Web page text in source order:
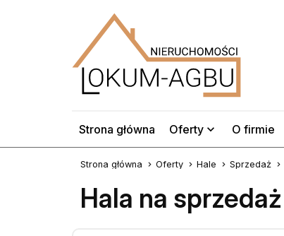
Strona główna Oferty O firmie
Strona główna Oferty Hale Sprzedaż
Hala na sprzedaż